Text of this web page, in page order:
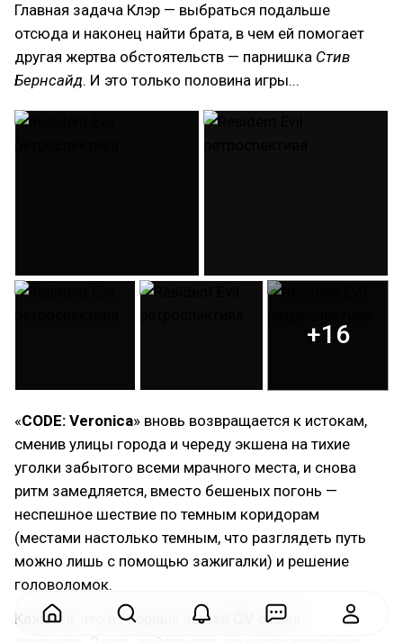
Главная задача Клэр — выбраться подальше
отсюда и наконец найти брата, в чем ей помогает
другая жертва обстоятельств — парнишка Стив
Бернсайд. И это только половина игры...
+16
«CODE: Veronica» вновь возвращается к истокам,
сменив улицы города и череду экшена на тихие
уголки забытого всеми мрачного места, и снова
ритм замедляется, вместо бешеных погонь —
неспешное шествие по темным коридорам
(местами настолько темным, что разглядеть путь
можно лишь с помощью зажигалки) и решение
головоломок.
Кажется, что из первых частей
самая